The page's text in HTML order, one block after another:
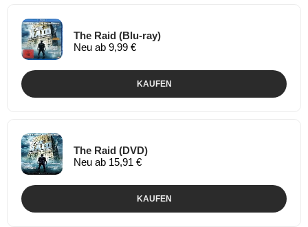
The Raid (Blu-ray)
Neu ab 9,99 €
KAUFEN
The Raid (DVD)
Neu ab 15,91 €
KAUFEN